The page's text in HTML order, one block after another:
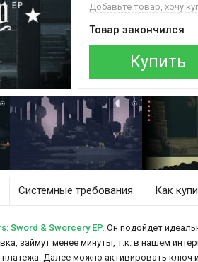
Добавьте товар, хочу
Товар закончился
Купить
Системные требования Как
Sword & Sworcery EP. Он подойдет
займут менее минуты, т.к. в нашем
Далее можно активировать ключ и